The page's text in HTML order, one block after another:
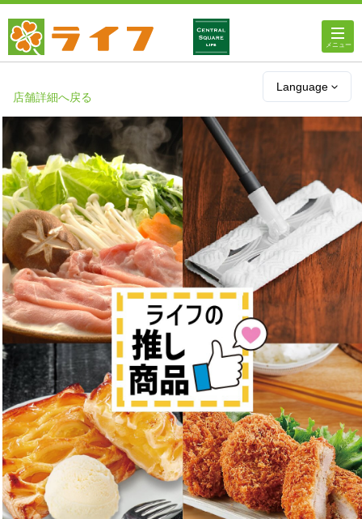
Language
店舗・チラシ情報
ライフのオンラインストア
ライフネットスーパー
企業情報
IR情報
採用情報
お問い合わせ
Contact us in English
店舗詳細へ戻る